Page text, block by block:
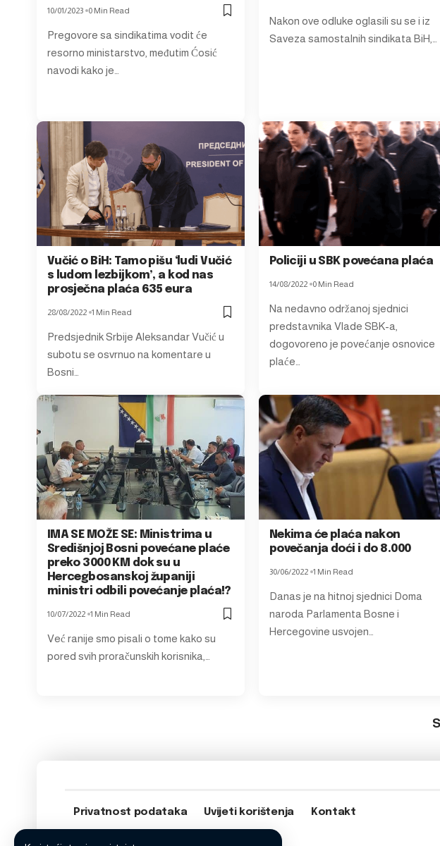
10/01/2023 0 Min Read
Pregovore sa sindikatima vodit će
resorno ministarstvo, međutim Ćosić
navodi kako je…
Nakon ove odluke oglasili su se i iz
Saveza samostalnih sindikata BiH,…
Vučić o BiH: Tamo pišu ‘ludi Vučić
s ludom lezbijkom’, a kod nas
prosječna plaća 635 eura
28/08/2022 1 Min Read
Predsjednik Srbije Aleksandar Vučić u
subotu se osvrnuo na komentare u
Bosni…
Policiji u SBK povećana plaća
14/08/2022 0 Min Read
Na nedavno održanoj sjednici
predstavnika Vlade SBK-a,
dogovoreno je povećanje osnovice
plaće…
IMA SE MOŽE SE: Ministrima u
Središnjoj Bosni povećane plaće
preko 3000 KM dok su u
Hercegbosanskoj županiji
ministri odbili povećanje plaća!?
10/07/2022 1 Min Read
Već ranije smo pisali o tome kako su
pored svih proračunskih korisnika,…
Nekima će plaća nakon
povečanja doći i do 8.000
30/06/2022 1 Min Read
Danas je na hitnoj sjednici Doma
naroda Parlamenta Bosne i
Hercegovine usvojen…
Privatnost podataka Uvijeti korištenja Kontakt